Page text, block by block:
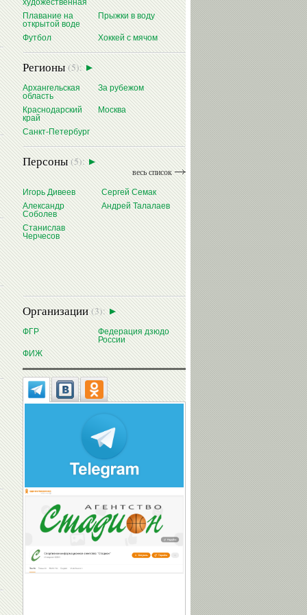
художественная
Плавание на
открытой воде
Прыжки в воду
Футбол Хоккей с мячом
Регионы(5):
Архангельская
область
За рубежом
Краснодарский
край
Москва
Санкт-Петербург
Персоны(5):
весь список
Игорь Дивеев
Сергей Семак
Александр
Соболев
Андрей Талалаев
Станислав
Черчесов
Организации(3):
ФГР
Федерация дзюдо
России
ФИЖ